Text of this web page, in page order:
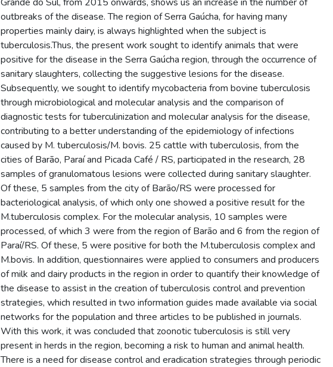
outbreaks of the disease. The region of Serra Gaúcha, for having many
properties mainly dairy, is always highlighted when the subject is
tuberculosis.Thus, the present work sought to identify animals that were
positive for the disease in the Serra Gaúcha region, through the occurrence of
sanitary slaughters, collecting the suggestive lesions for the disease.
Subsequently, we sought to identify mycobacteria from bovine tuberculosis
through microbiological and molecular analysis and the comparison of
diagnostic tests for tuberculinization and molecular analysis for the disease,
contributing to a better understanding of the epidemiology of infections
caused by M. tuberculosis/M. bovis. 25 cattle with tuberculosis, from the
cities of Barão, Paraí and Picada Café / RS, participated in the research, 28
samples of granulomatous lesions were collected during sanitary slaughter.
Of these, 5 samples from the city of Barão/RS were processed for
bacteriological analysis, of which only one showed a positive result for the
M.tuberculosis complex. For the molecular analysis, 10 samples were
processed, of which 3 were from the region of Barão and 6 from the region of
Paraí/RS. Of these, 5 were positive for both the M.tuberculosis complex and
M.bovis. In addition, questionnaires were applied to consumers and producers
of milk and dairy products in the region in order to quantify their knowledge of
the disease to assist in the creation of tuberculosis control and prevention
strategies, which resulted in two information guides made available via social
networks for the population and three articles to be published in journals.
With this work, it was concluded that zoonotic tuberculosis is still very
present in herds in the region, becoming a risk to human and animal health.
There is a need for disease control and eradication strategies through periodic